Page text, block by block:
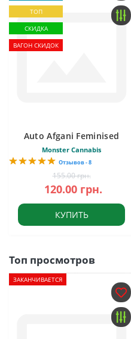
ТОП
СКИДКА
ВАГОН СКИДОК
Auto Afgani Feminised
Monster Cannabis
Отзывов - 8
155.00 грн.
120.00 грн.
КУПИТЬ
Топ просмотров
ЗАКАНЧИВАЕТСЯ